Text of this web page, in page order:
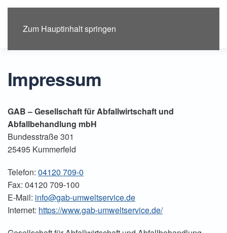
Zum Hauptinhalt springen
Impressum
GAB – Gesellschaft für Abfallwirtschaft und
Abfallbehandlung mbH
Bundesstraße 301
25495 Kummerfeld
Telefon: 04120 709-0
Fax: 04120 709-100
E-Mail: info@gab-umweltservice.de
Internet: https://www.gab-umweltservice.de/